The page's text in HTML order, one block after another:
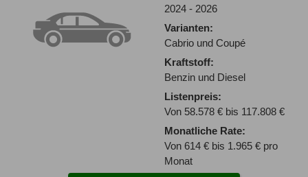
2024 - 2026
Varianten:
Cabrio und Coupé
Kraftstoff:
Benzin und Diesel
Listenpreis:
Von 58.578 € bis 117.808 €
Monatliche Rate:
Von 614 € bis 1.965 € pro
Monat